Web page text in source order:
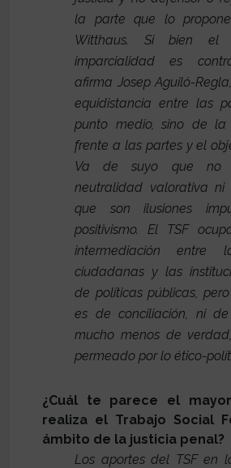
la parte que lo
Witthaus. Si bien
imparcialidad es
afirma Josep Aguiló-
equidistancia entre las
punto medio, sino de la
frente a las partes y el
Va de suyo que no
neutralidad valorativa ni
que son ilusiones
positivismo. El TSF
intermediación entre
ciudadanas y las
de políticas públicas,
es de conciliación, ni
mucho menos de
permeado por lo ético-
¿Cuál te parece el
realiza el Trabajo Social
ámbito de la justicia penal?
Los aportes del TSF en